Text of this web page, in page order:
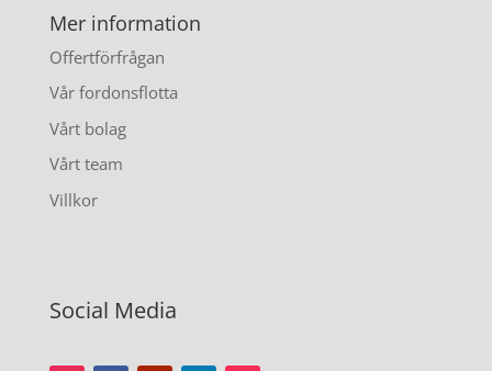
Mer information
Offertförfrågan
Vår fordonsflotta
Vårt bolag
Vårt team
Villkor
Social Media